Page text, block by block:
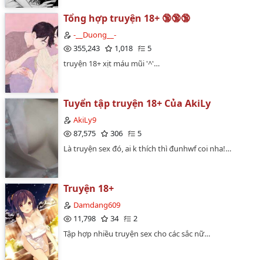
Tổng hợp truyện 18+ 🔞🔞🔞
-__Duong__-
355,243
1,018
5
truyện 18+ xịt máu mũi '^'…
Tuyển tập truyện 18+ Của AkiLy
AkiLy9
87,575
306
5
Là truyện sex đó, ai k thích thì đunhwf coi nha!…
Truyện 18+
Damdang609
11,798
34
2
Tập hợp nhiều truyện sex cho các sắc nữ…